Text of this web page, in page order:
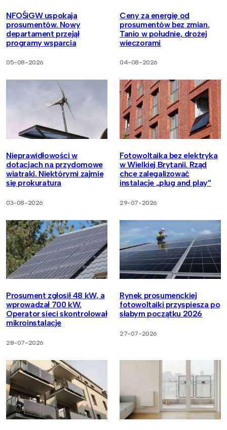
NFOŚiGW uspokaja
prosumentów. Nowy
departament przejął
programy wsparcia
05-08-2026
Ceny za energię od
prosumentów bez zmian.
Tanio w południe, drożej
wieczorami
04-08-2026
Nieprawidłowości w
dotacjach na przydomowe
wiatraki. Niektórymi zajmie
się prokuratura
03-08-2026
Fotowoltaika bez elektryka
w Wielkiej Brytanii. Rząd
chce zalegalizować
instalacje „plug and play”
29-07-2026
Prosument zgłosił 48 kW, a
wprowadzał 700 kW.
Operator sieci skontrolował
mikroinstalacje
28-07-2026
Rynek prosumenckiej
fotowoltaiki przyspiesza po
słabym początku 2026
27-07-2026